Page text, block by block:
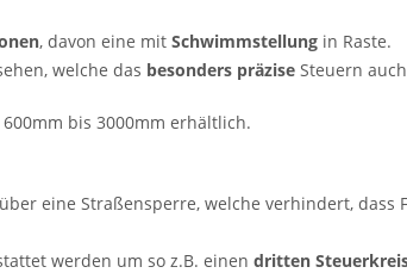
, davon eine mit Schwimmstellung in Raste.
welche das besonders präzise Steuern
bis 3000mm erhältlich.
eine Straßensperre, welche verhindert,
werden um so z.B. einen dritten